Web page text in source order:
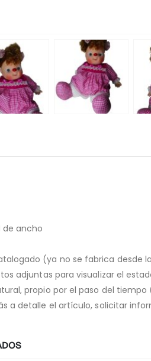
de ancho
(ya no se fabrica desde
adjuntas para visualizar el
propio por el paso del
a detalle el artículo, solicitar